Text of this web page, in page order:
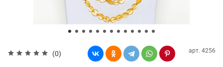
(0) арт. 4256